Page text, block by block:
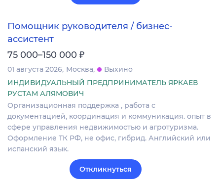
Помощник руководителя / бизнес-
ассистент
75 000–150 000 ₽
01 августа 2026 Москва
Выхино
ИНДИВИДУАЛЬНЫЙ ПРЕДПРИНИМАТЕЛЬ ЯРКАЕВ
РУСТАМ АЛЯМОВИЧ
Организационная поддержка , работа с
документацией, координация и коммуникация. опыт в
сфере управления недвижимостью и агротуризма.
Оформление ТК РФ, не офис, гибрид. Английский или
испанский язык.
Откликнуться